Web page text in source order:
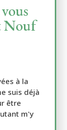
Nouf
à la
suis déjà
être
m'y